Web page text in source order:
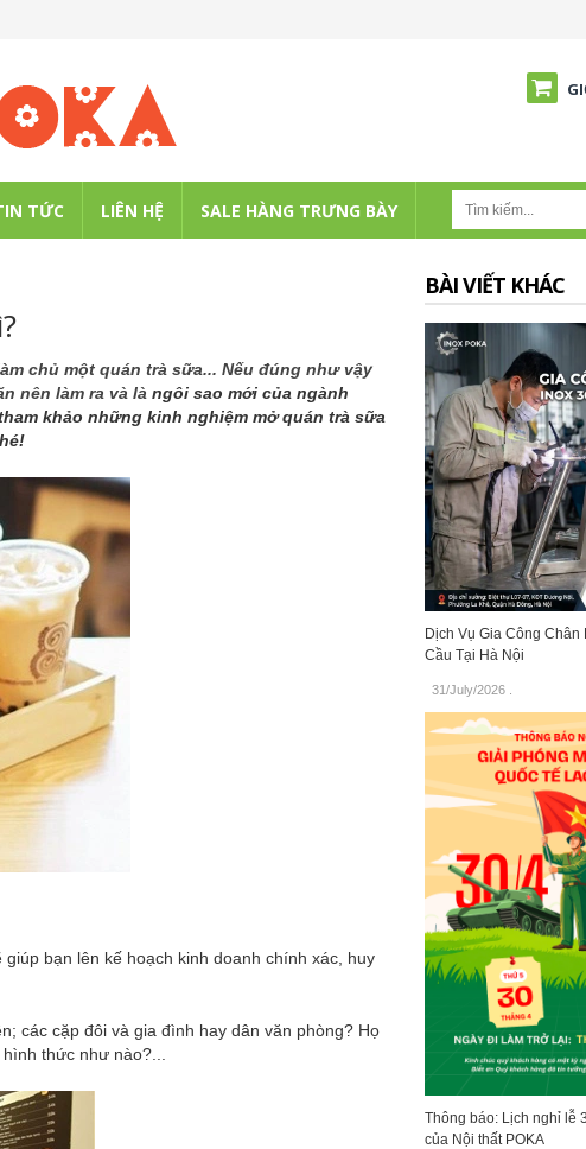
TỨC LIÊN HỆ SALE HÀNG TRƯNG BÀY
chủ một quán trà sữa... Nếu đúng như vậy
nên làm ra và là ngôi sao mới của ngành
khảo những kinh nghiệm mở quán trà sữa
bạn lên kế hoạch kinh doanh chính xác, huy
các cặp đôi và gia đình hay dân văn phòng? Họ
thức như nào?...
BÀI VIẾT KHÁC
Dịch Vụ Gia Công Chân
Cầu Tại Hà Nội
31/July/2026.
Thông báo: Lịch nghỉ lễ
của Nội thất POKA